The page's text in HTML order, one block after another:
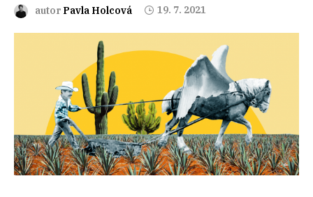
autor Pavla Holcová 19. 7. 2021